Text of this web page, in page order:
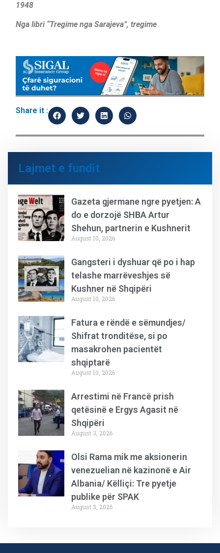
1948
Nga libri “Tregime nga Sarajeva”, tregime
Share it :
Lajmet e fundit
Gazeta gjermane ngre pyetjen: A
do e dorzojë SHBA Artur
Shehun, partnerin e Kushnerit
August 10, 2026
Gangsteri i dyshuar që po i hap
telashe marrëveshjes së
Kushner në Shqipëri
August 10, 2026
Fatura e rëndë e sëmundjes/
Shifrat tronditëse, si po
masakrohen pacientët
shqiptarë
August 10, 2026
Arrestimi në Francë prish
qetësinë e Ergys Agasit në
Shqipëri
August 3, 2026
Olsi Rama mik me aksionerin
venezuelian në kazinonë e Air
Albania/ Këlliçi: Tre pyetje
publike për SPAK
August 3, 2026